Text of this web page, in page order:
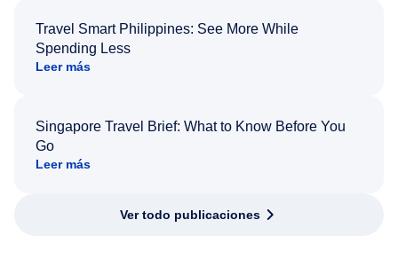
Travel Smart Philippines: See More While
Spending Less
Leer más
Singapore Travel Brief: What to Know Before You
Go
Leer más
Ver todo publicaciones